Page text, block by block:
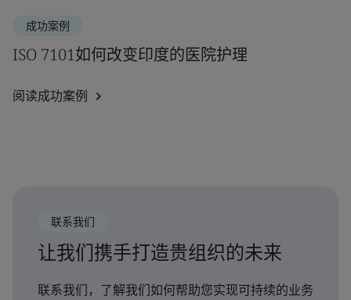
成功案例
ISO 7101如何改变印度的医院护理
阅读成功案例
联系我们
让我们携手打造贵组织的未来
联系我们，了解我们如何帮助您实现可持续的业务